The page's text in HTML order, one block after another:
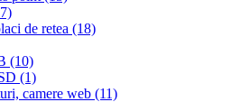
de retea (18)
(10)
(1)
camere web (11)